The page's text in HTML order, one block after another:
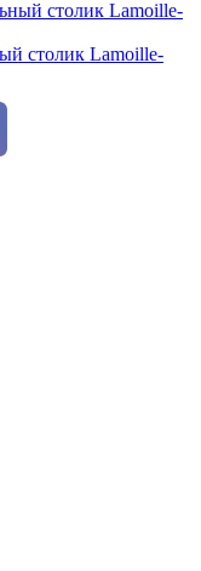
столик Lamoille-